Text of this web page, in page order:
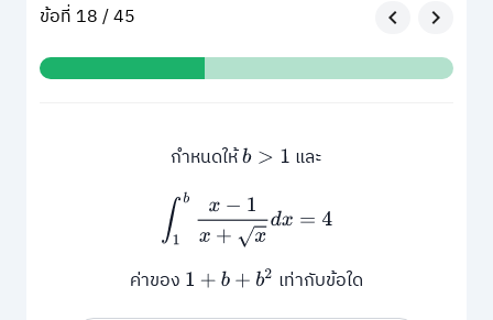
ข้อที่ 18 / 45
กำหนดให้b >1
และ
∫
bx−1 x+ dx
ค่าของ 1 +b+b2 เท่ากับข้อใด